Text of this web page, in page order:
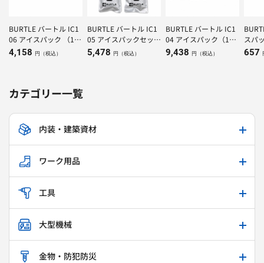
BURTLE バートル IC1
06 アイスパック （1K
g）×1個
4,158 円（税込）
BURTLE バートル IC1
05 アイスパックセット
（500g）×２個
5,478 円（税込）
BURTLE バートル IC1
04 アイスパック（150
g）×6個
9,438 円（税込）
スパ
657
カテゴリー一覧
内装・建築資材
ワーク用品
工具
大型機械
金物・防犯防災